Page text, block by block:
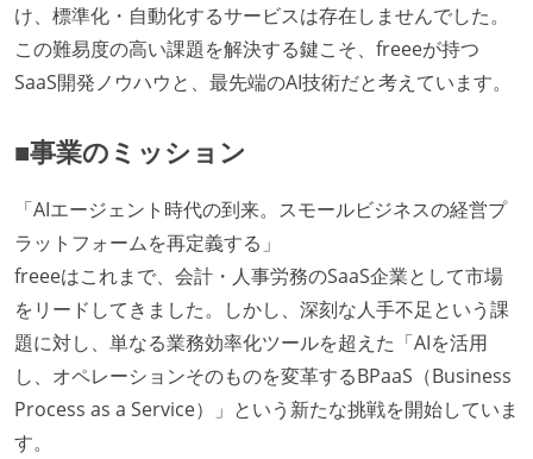
け、標準化・自動化するサービスは存在しませんでした。
この難易度の高い課題を解決する鍵こそ、freeeが持つ
SaaS開発ノウハウと、最先端のAI技術だと考えています。
■事業のミッション
「AIエージェント時代の到来。スモールビジネスの経営プ
ラットフォームを再定義する」
freeeはこれまで、会計・人事労務のSaaS企業として市場
をリードしてきました。しかし、深刻な人手不足という課
題に対し、単なる業務効率化ツールを超えた「AIを活用
し、オペレーションそのものを変革するBPaaS（Business
Process as a Service）」という新たな挑戦を開始していま
す。